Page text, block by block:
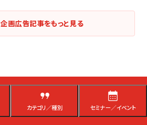
カテゴリ／種別 セミナー／イベント
企画広告記事をもっと見る